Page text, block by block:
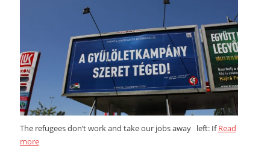
The refugees don’t work and take our jobs away left: IfRead
more